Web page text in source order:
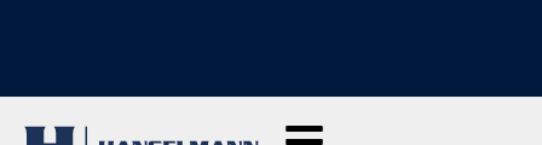
SCOPRI LE NOSTRE MACCHINE DI VENDITA: clicca qui per vedere il nostro